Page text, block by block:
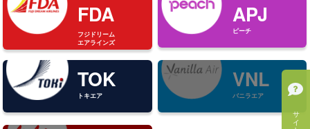
FDA
フジドリーム
エアラインズ
APJ
ピーチ
TOK
トキエア
VNL
バニラエア